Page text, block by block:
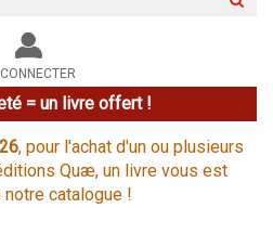
le
site
= un livre offert !
, pour l'achat d'un ou plusieurs
Quæ, un livre vous est
catalogue !